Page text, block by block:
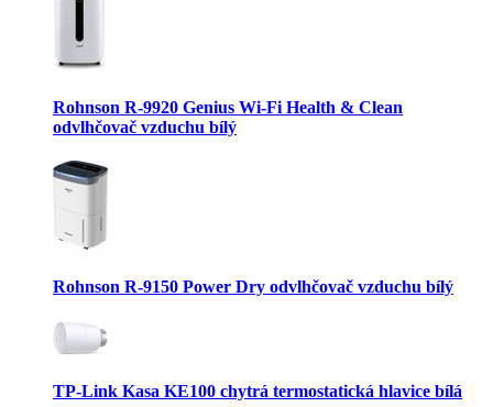
Rohnson R-9920 Genius Wi-Fi Health & Clean
odvlhčovač vzduchu bílý
Rohnson R-9150 Power Dry odvlhčovač vzduchu bílý
TP-Link Kasa KE100 chytrá termostatická hlavice bílá